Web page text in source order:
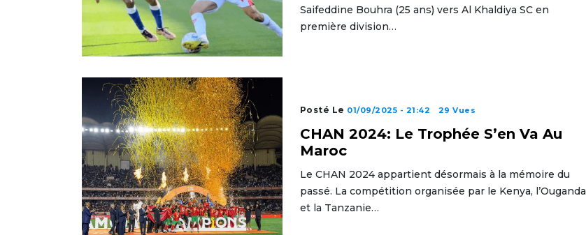
Saifeddine Bouhra (25 ans) vers Al Khaldiya SC en
première division…
Posté Le 01/09/2025 - 21:42 29 Vues
CHAN 2024: Le Trophée S’en Va Au
Maroc
Le CHAN 2024 appartient désormais à la mémoire du
passé. La compétition organisée par le Kenya, l’Ouganda
et la Tanzanie…